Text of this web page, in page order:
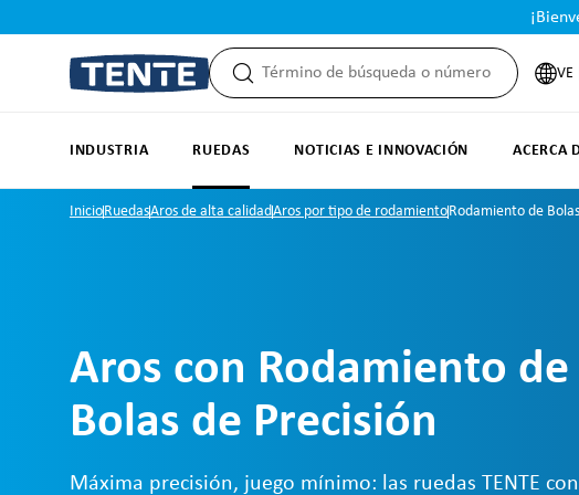
VE
INDUSTRIA RUEDAS NOTICIAS E INNOVACIÓN ACERCA
InicioRuedasAros de alta calidadAros por tipo de rodamientoRodamiento de
Aros con Rodamiento de
Bolas de Precisión
Máxima precisión, juego mínimo: las ruedas TENTE con